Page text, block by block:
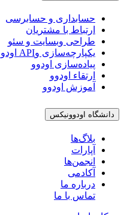
حسابداری و حسابرسی
ارتباط با مشتریان
طراحی وبسایت و سئو
یکپارچه‌سازی وAPI اودوو
پیاده‌سازی اودوو
ارتقاء اودوو
آموزش اودوو
دانشگاه اودوونیکس
بلاگ‌ها
آپارات
انجمن‌ها
آکادمی
درباره ما
تماس با ما